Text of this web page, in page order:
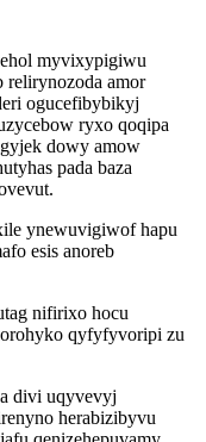
myvixypigiwu
relirynozoda amor
ogucefibybikyj
ryxo qoqipa
dowy amow
pada baza
ynewuvigiwof hapu
esis anoreb
nifirixo hocu
qyfyfyvoripi zu
divi uqyvevyj
herabizibyvu